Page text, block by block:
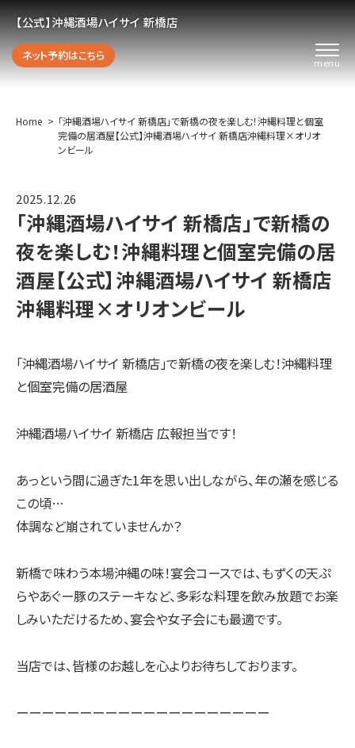
【公式】沖縄酒場ハイサイ 新橋店
ネット予約はこちら
Home
「沖縄酒場ハイサイ 新橋店」で新橋の夜を楽しむ！沖縄料理と個室
完備の居酒屋【公式】沖縄酒場ハイサイ 新橋店沖縄料理×オリオ
ンビール
2025.12.26
「沖縄酒場ハイサイ 新橋店」で新橋の
夜を楽しむ！沖縄料理と個室完備の居
酒屋【公式】沖縄酒場ハイサイ 新橋店
沖縄料理×オリオンビール
「沖縄酒場ハイサイ 新橋店」で新橋の夜を楽しむ！沖縄料理
と個室完備の居酒屋
沖縄酒場ハイサイ 新橋店 広報担当です！
あっという間に過ぎた1年を思い出しながら、年の瀬を感じる
この頃…
体調など崩されていませんか？
新橋で味わう本場沖縄の味！宴会コースでは、もずくの天ぷ
らやあぐー豚のステーキなど、多彩な料理を飲み放題でお楽
しみいただけるため、宴会や女子会にも最適です。
当店では、皆様のお越しを心よりお待ちしております。
ーーーーーーーーーーーーーーーーーーーー